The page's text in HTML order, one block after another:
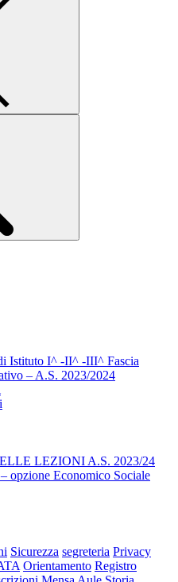
Istituto I^ -II^ -III^ Fascia
– A.S. 2023/2024
LEZIONI A.S. 2023/24
opzione Economico Sociale
Sicurezza segreteria Privacy
Orientamento Registro